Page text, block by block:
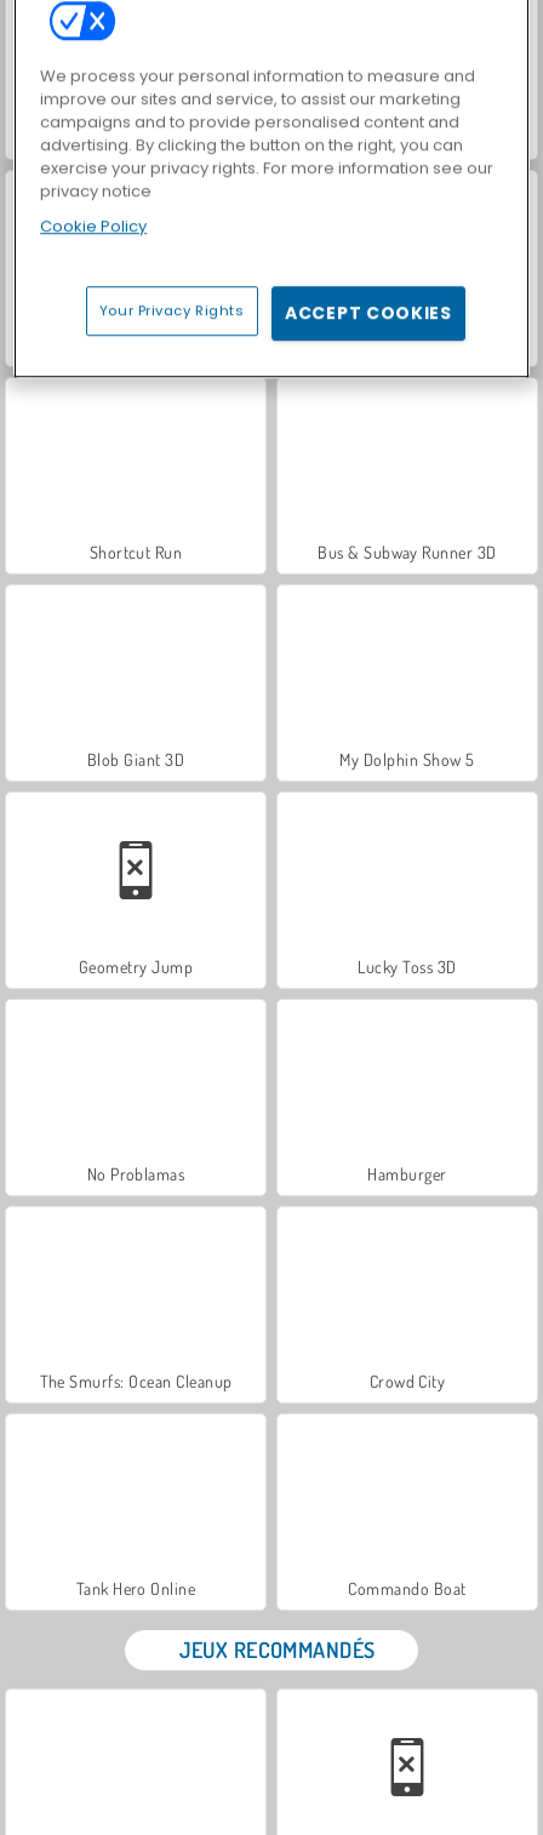
Farm Merge Valley Royal Story
Car Parking City Duel
Shortcut Run Bus & Subway Runner 3D
Blob Giant 3D My Dolphin Show 5
Geometry Jump Lucky Toss 3D
No Problamas Hamburger
The Smurfs: Ocean Cleanup Crowd City
Tank Hero Online Commando Boat
JEUX RECOMMANDÉS
We process your personal information to measure and
improve our sites and service, to assist our marketing
campaigns and to provide personalised content and
advertising. By clicking the button on the right, you can
exercise your privacy rights. For more information see our
privacy notice
Cookie Policy
Your Privacy Rights ACCEPT COOKIES